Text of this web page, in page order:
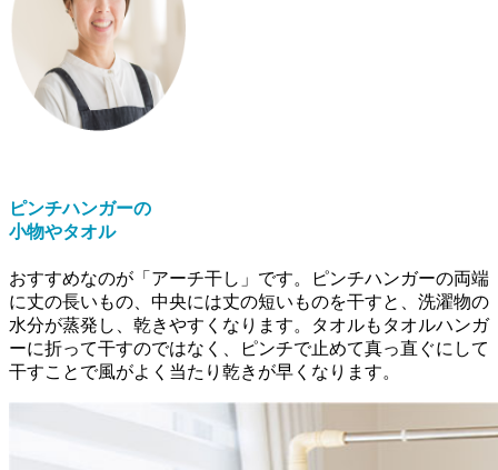
ピンチハンガーの
小物やタオル
おすすめなのが「アーチ干し」です。ピンチハンガーの両端
に丈の長いもの、中央には丈の短いものを干すと、洗濯物の
水分が蒸発し、乾きやすくなります。タオルもタオルハンガ
ーに折って干すのではなく、ピンチで止めて真っ直ぐにして
干すことで風がよく当たり乾きが早くなります。